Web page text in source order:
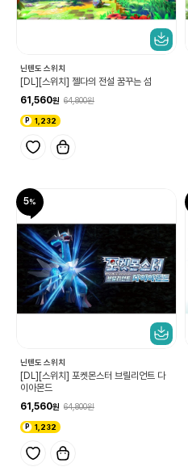
닌텐도 스위치
[DL][스위치] 젤다의 전설 꿈꾸는 섬
61,560
64,800
1,232
5
닌텐도 스위치
[DL][스위치] 포켓몬스터 브릴리언트 다
이아몬드
61,560
64,800
1,232